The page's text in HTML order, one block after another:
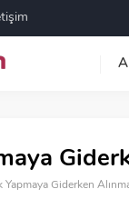
Yapmaya Giderken